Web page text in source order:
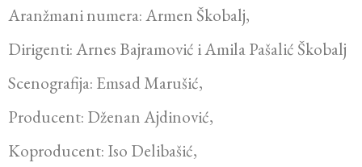
Aranžmani numera: Armen Škobalj,
Dirigenti: Arnes Bajramović i Amila Pašalić Škobalj
Scenografija: Emsad Marušić,
Producent: Dženan Ajdinović,
Koproducent: Iso Delibašić,